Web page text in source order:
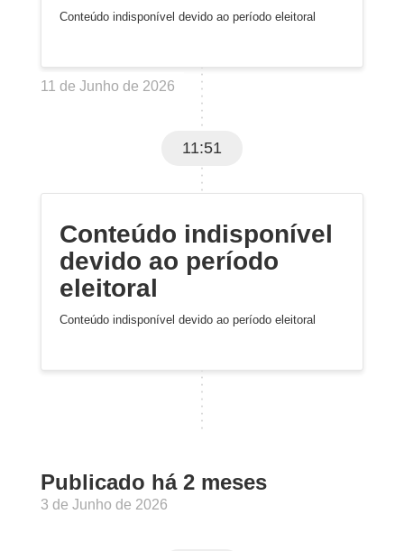
Conteúdo indisponível devido ao período eleitoral
11 de Junho de 2026
11:51
Conteúdo indisponível
devido ao período
eleitoral
Conteúdo indisponível devido ao período eleitoral
Publicado há 2 meses
3 de Junho de 2026